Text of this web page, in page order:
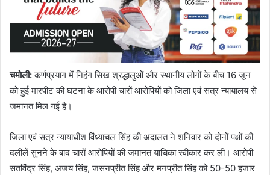
चमोली:कर्णप्रयाग में निहंग सिख श्रद्धालुओं और स्थानीय लोगों के बीच 16 जून
को हुई मारपीट की घटना के आरोपी चारों आरोपियों को जिला एवं सत्र न्यायालय से
जमानत मिल गई है।
जिला एवं सत्र न्यायाधीश विंध्याचल सिंह की अदालत ने शनिवार को दोनों पक्षों की
दलीलें सुनने के बाद चारों आरोपियों की जमानत याचिका स्वीकार कर ली। आरोपी
सतविंद्र सिंह, अजय सिंह, जसनप्रीत सिंह और मनप्रीत सिंह को 50-50 हजार